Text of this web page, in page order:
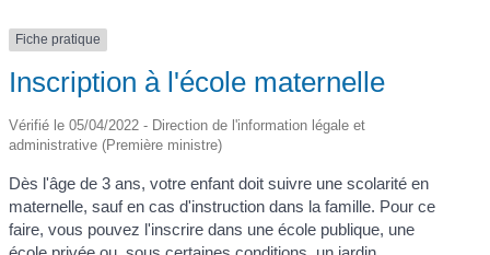
Fiche pratique
Inscription à l'école maternelle
Vérifié le 05/04/2022 - Direction de l'information légale et
administrative (Première ministre)
Dès l'âge de 3 ans, votre enfant doit suivre une scolarité en
maternelle, sauf en cas d'instruction dans la famille. Pour ce
faire, vous pouvez l'inscrire dans une école publique, une